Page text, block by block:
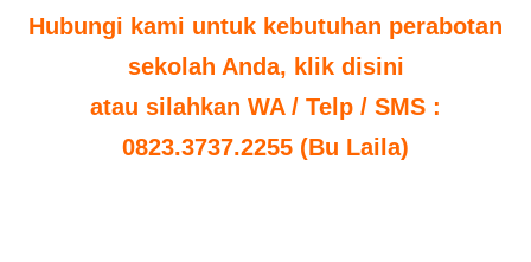
Hubungi kami untuk kebutuhan perabotan
sekolah Anda, klik disini
atau silahkan WA / Telp / SMS :
0823.3737.2255 (Bu Laila)